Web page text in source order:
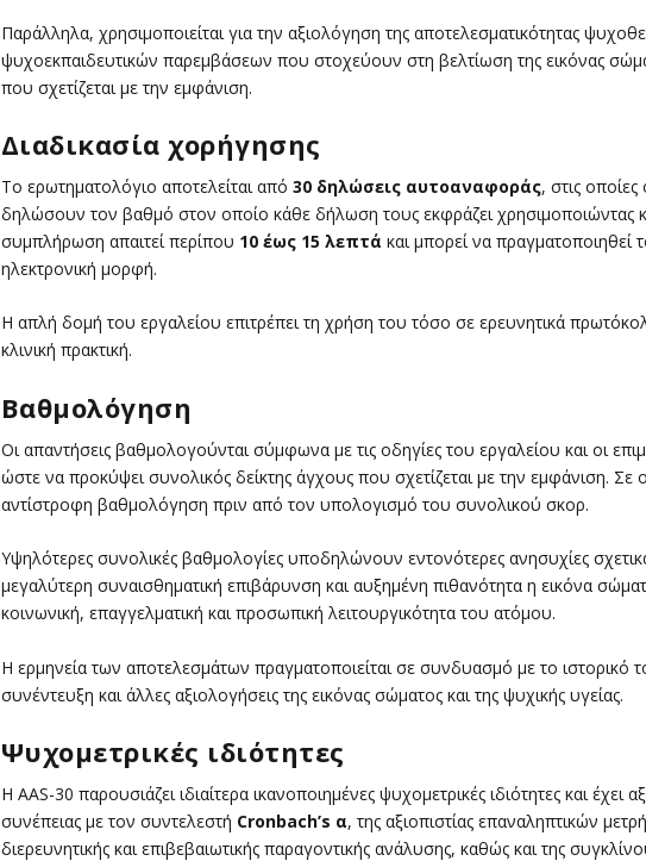
Παράλληλα, χρησιμοποιείται για την αξιολόγηση της αποτελεσματικότητας
ψυχοεκπαιδευτικών παρεμβάσεων που στοχεύουν στη βελτίωση της εικόνας
που σχετίζεται με την εμφάνιση.
Διαδικασία χορήγησης
Το ερωτηματολόγιο αποτελείται από 30 δηλώσεις αυτοαναφοράς, στις
δηλώσουν τον βαθμό στον οποίο κάθε δήλωση τους εκφράζει χρησιμοποιώντας
συμπλήρωση απαιτεί περίπου 10 έως 15 λεπτά και μπορεί να
ηλεκτρονική μορφή.
Η απλή δομή του εργαλείου επιτρέπει τη χρήση του τόσο σε ερευνητικά
κλινική πρακτική.
Βαθμολόγηση
Οι απαντήσεις βαθμολογούνται σύμφωνα με τις οδηγίες του εργαλείου και οι
ώστε να προκύψει συνολικός δείκτης άγχους που σχετίζεται με την εμφάνιση. Σε
αντίστροφη βαθμολόγηση πριν από τον υπολογισμό του συνολικού σκορ.
Υψηλότερες συνολικές βαθμολογίες υποδηλώνουν εντονότερες ανησυχίες
μεγαλύτερη συναισθηματική επιβάρυνση και αυξημένη πιθανότητα η εικόνα
κοινωνική, επαγγελματική και προσωπική λειτουργικότητα του ατόμου.
Η ερμηνεία των αποτελεσμάτων πραγματοποιείται σε συνδυασμό με το ιστορικό
συνέντευξη και άλλες αξιολογήσεις της εικόνας σώματος και της ψυχικής υγείας.
Ψυχομετρικές ιδιότητες
Η AAS-30 παρουσιάζει ιδιαίτερα ικανοποιημένες ψυχομετρικές ιδιότητες και έχει
συνέπειας με τον συντελεστή Cronbach’s α, της αξιοπιστίας επαναληπτικών
διερευνητικής και επιβεβαιωτικής παραγοντικής ανάλυσης, καθώς και της